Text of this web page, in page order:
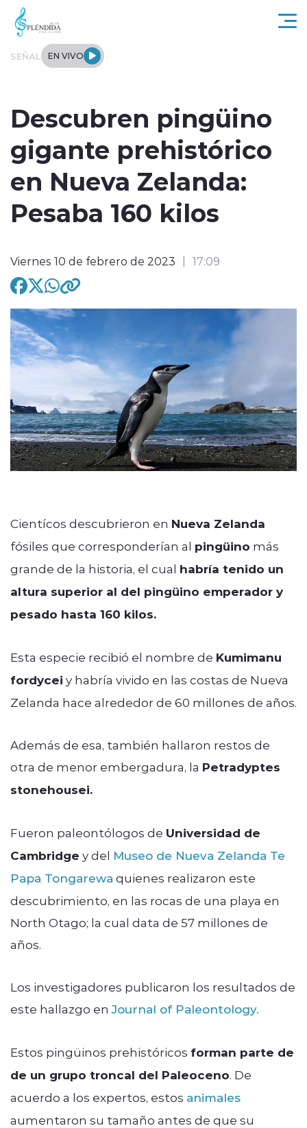
Click acá para ir directamente al contenido
SEÑAL EN VIVO
Tendencias
Internacional
Deportes
modo claro
Descubren pingüino
gigante prehistórico
en Nueva Zelanda:
Pesaba 160 kilos
Viernes 10 de febrero de 2023 17:09
Cientícos descubrieron en Nueva Zelanda
fósiles que corresponderían al pingüino más
grande de la historia, el cual habría tenido un
altura superior al del pingüino emperador y
pesado hasta 160 kilos.
Esta especie recibió el nombre de Kumimanu
fordycei y habría vivido en las costas de Nueva
Zelanda hace alrededor de 60 millones de años.
Además de esa, también hallaron restos de
otra de menor embergadura, la Petradyptes
stonehousei.
Fueron paleontólogos de Universidad de
Cambridge y del Museo de Nueva Zelanda Te
Papa Tongarewa quienes realizaron este
descubrimiento, en las rocas de una playa en
North Otago; la cual data de 57 millones de
años.
Los investigadores publicaron los resultados de
este hallazgo enJournal of Paleontology.
Estos pingüinos prehistóricos forman parte de
de un grupo troncal del Paleoceno. De
acuerdo a los expertos, estos animales
aumentaron su tamaño antes de que su